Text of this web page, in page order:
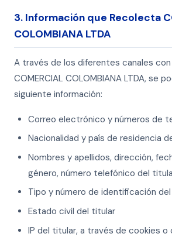
3. Información que Recolecta
COLOMBIANA LTDA
A través de los diferentes canales
COMERCIAL COLOMBIANA LTDA, se
siguiente información:
Correo electrónico y números de
Nacionalidad y país de residencia
Nombres y apellidos, dirección,
género, número telefónico del
Tipo y número de identificación
Estado civil del titular
IP del titular, a través de cookies o